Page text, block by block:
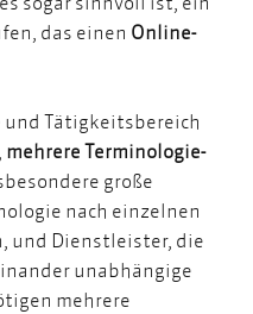
das einen Online-
und Tätigkeitsbereich
mehrere Terminologie-
große
nach einzelnen
und Dienstleister, die
unabhängige
mehrere